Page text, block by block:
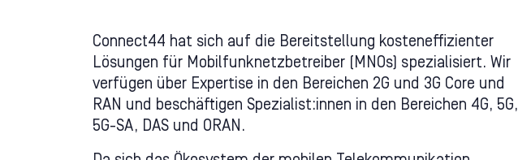
Connect44 hat sich auf die Bereitstellung kosteneffizienter
Lösungen für Mobilfunknetzbetreiber (MNOs) spezialisiert. Wir
verfügen über Expertise in den Bereichen 2G und 3G Core und
RAN und beschäftigen Spezialist:innen in den Bereichen 4G, 5G,
5G-SA, DAS und ORAN.